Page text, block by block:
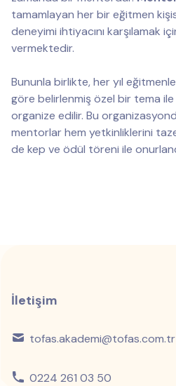
tamamlayan her bir eğitmen
deneyimi ihtiyacını karşılamak
vermektedir.
Bununla birlikte, her yıl
göre belirlenmiş özel bir tema ile
organize edilir. Bu
mentorlar hem yetkinliklerini
de kep ve ödül töreni ile
İletişim
tofas.akademi@tofas.com.tr
0224 261 03 50